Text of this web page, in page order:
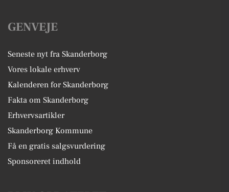
GENVEJE
Seneste nyt fra Skanderborg
Vores lokale erhverv
Kalenderen for Skanderborg
Fakta om Skanderborg
Erhvervsartikler
Skanderborg Kommune
Få en gratis salgsvurdering
Sponsoreret indhold